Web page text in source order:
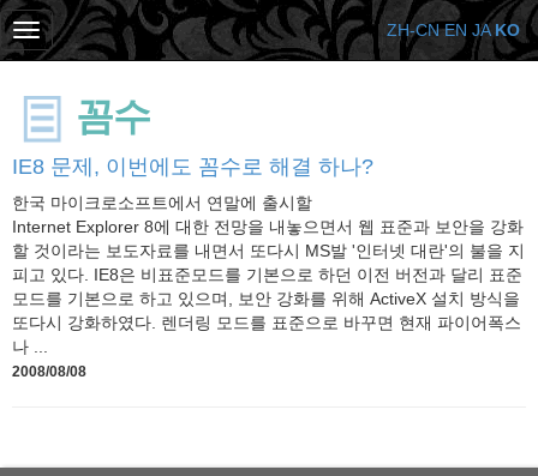
꼼수
IE8 문제, 이번에도 꼼수로 해결 하나?
한국 마이크로소프트에서 연말에 출시할
Internet Explorer 8에 대한 전망을 내놓으면서 웹 표준과 보안을 강화
할 것이라는 보도자료를 내면서 또다시 MS발 '인터넷 대란'의 불을 지
피고 있다. IE8은 비표준모드를 기본으로 하던 이전 버전과 달리 표준
모드를 기본으로 하고 있으며, 보안 강화를 위해 ActiveX 설치 방식을
또다시 강화하였다. 렌더링 모드를 표준으로 바꾸면 현재 파이어폭스
나 ...
2008/08/08
ZH-CN EN JA KO